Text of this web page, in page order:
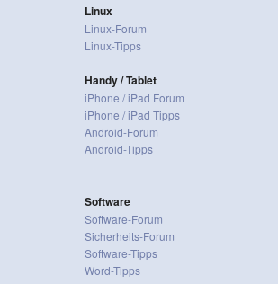
Linux
Linux-Forum
Linux-Tipps
Handy / Tablet
iPhone / iPad Forum
iPhone / iPad Tipps
Android-Forum
Android-Tipps
Software
Software-Forum
Sicherheits-Forum
Software-Tipps
Word-Tipps